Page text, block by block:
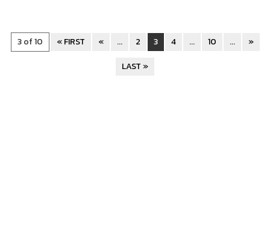
3 of 10 « FIRST « ... 2 3 4 ... 10 ...
»
LAST »